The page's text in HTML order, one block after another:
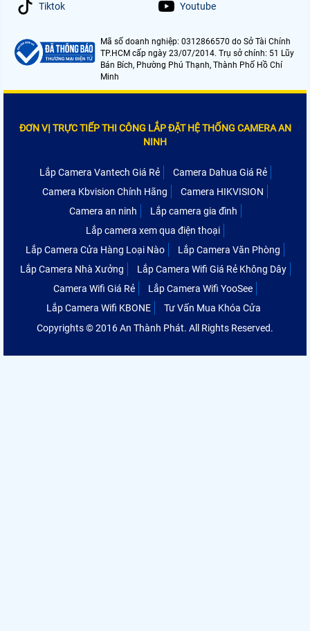
Tiktok Youtube
Mã số doanh nghiệp: 0312866570 do Sở Tài Chính
TP.HCM cấp ngày 23/07/2014. Trụ sở chính: 51 Lũy
Bán Bích, Phường Phú Thạnh, Thành Phố Hồ Chí
Minh
ĐƠN VỊ TRỰC TIẾP THI CÔNG LẮP ĐẶT HỆ THỐNG CAMERA AN
NINH
Lắp Camera Vantech Giá Rẻ
Camera Dahua Giá Rẻ
Camera Kbvision Chính Hãng
Camera HIKVISION
Camera an ninh
Lắp camera gia đình
Lắp camera xem qua điện thoại
Lắp Camera Cửa Hàng Loại Nào
Lắp Camera Văn Phòng
Lắp Camera Nhà Xưởng
Lắp Camera Wifi Giá Rẻ Không Dây
Camera Wifi Giá Rẻ
Lắp Camera Wifi YooSee
Lắp Camera Wifi KBONE
Tư Vấn Mua Khóa Cửa
Copyrights © 2016 An Thành Phát. All Rights Reserved.